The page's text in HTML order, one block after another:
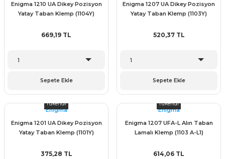
Enigma 1210 UA Dikey Pozisyon
Yatay Taban Klemp (1104Y)
669,19 TL
Sepete Ekle
Enigma 1207 UA Dikey Pozisyon
Yatay Taban Klemp (1103Y)
520,37 TL
Sepete Ekle
Tükendi
Enigma
Enigma 1201 UA Dikey Pozisyon
Yatay Taban Klemp (1101Y)
375,28 TL
Tükendi
Enigma
Enigma 1207 UFA-L Alın Taban
Lamalı Klemp (1103 A-L1)
614,06 TL